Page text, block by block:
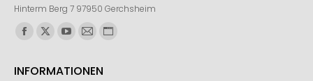
Hinterm Berg 7 97950 Gerchsheim
Finden Sie uns auf:
INFORMATIONEN